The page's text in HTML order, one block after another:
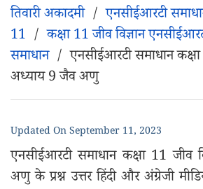
तिवारी अकादमी/एनसीईआरटी
11 /कक्षा 11 जीव विज्ञान
समाधान/एनसीईआरटी समाधान कक्षा
अध्याय 9 जैव अणु
Updated OnSeptember 11, 2023
एनसीईआरटी समाधान कक्षा 11 जीव
अणु के प्रश्न उत्तर हिंदी और अंग्रेजी